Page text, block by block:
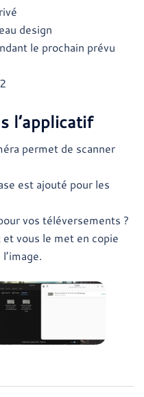
design
le prochain prévu
l’applicatif
permet de scanner
est ajouté pour les
vos téléversements ?
vous le met en copie